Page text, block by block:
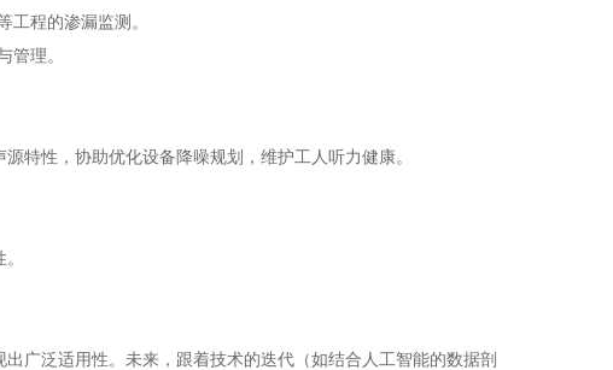
工程的渗漏监测。
管理。
特性，协助优化设备降噪规划，维护工人听力健康。
广泛适用性。未来，跟着技术的迭代（如结合人工智能的数据剖